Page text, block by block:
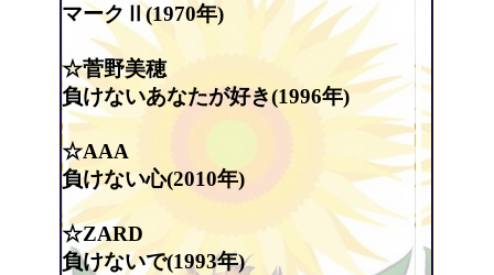
マークⅡ(1970年)
☆菅野美穂
負けないあなたが好き(1996年)
☆AAA
負けない心(2010年)
☆ZARD
負けないで(1993年)